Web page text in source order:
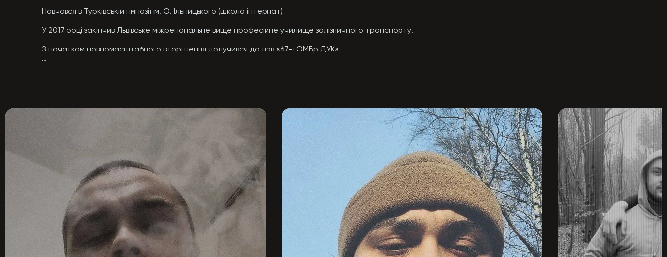
Навчався в Турківській гімназії їм. О. Ільницького (школа інтернат)
У 2017 році закінчив Львівське міжрегіональне вище професійне училище залізничного транспорту.
З початком повномасштабного вторгнення долучився до лав «67-ї ОМБр ДУК»
Був один з тих хто не побоявся піти штурмувати позиції противника .
Був з хоробрим і добрим серцем, вмів вчасно пожартувати, харазматичний хлопчина .
Був чудовим батьком для своєї донечки і чудовим чоловіком.
6 березня 2023 році під час виконання бойового завдання біля населеного пункту Площанка на Луганщині Анатолій потрапив під артилерійський
обстріл . Отримав важкі вибухові поранення кінцівок.
«Штурм відбувався майже 12 годин в результаті зброя почала підклинювати від довготривалих боїв але він не розгубився , відбив в противника зброю.»
Боровся мужньо за життя 2 тижнів .
Прийшов до тями. Ще сказав: «Я буду боротися , я ще не все зробив»
Але однак від отриманих травм помер.
Помер 21 березня 2023 році у Головному військовому клінічному госпіталі Києва.